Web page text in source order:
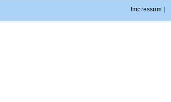
Impressum